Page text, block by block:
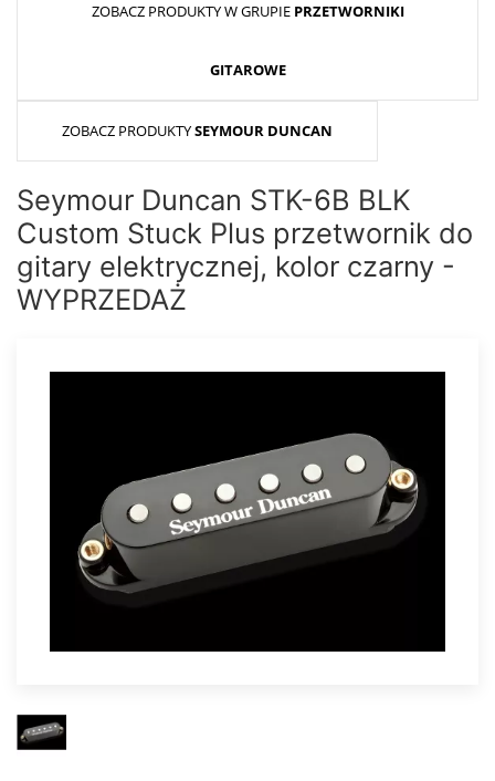
ZOBACZ PRODUKTY W GRUPIE PRZETWORNIKI
GITAROWE
ZOBACZ PRODUKTYSEYMOUR DUNCAN
Seymour Duncan STK-6B BLK
Custom Stuck Plus przetwornik do
gitary elektrycznej, kolor czarny -
WYPRZEDAŻ